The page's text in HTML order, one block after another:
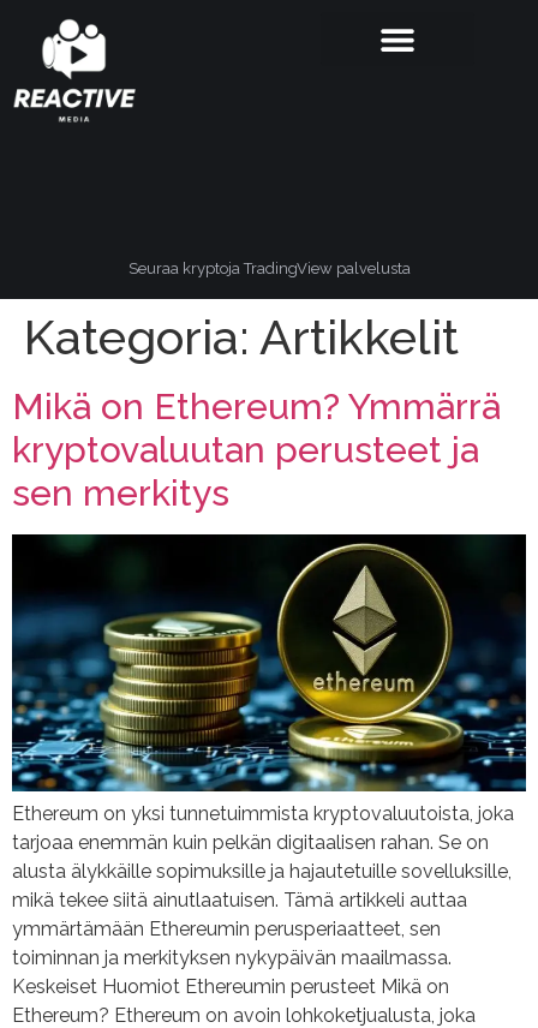
Seuraa kryptoja TradingView palvelusta
Kategoria: Artikkelit
Mikä on Ethereum? Ymmärrä
kryptovaluutan perusteet ja
sen merkitys
Ethereum on yksi tunnetuimmista kryptovaluutoista, joka
tarjoaa enemmän kuin pelkän digitaalisen rahan. Se on
alusta älykkäille sopimuksille ja hajautetuille sovelluksille,
mikä tekee siitä ainutlaatuisen. Tämä artikkeli auttaa
ymmärtämään Ethereumin perusperiaatteet, sen
toiminnan ja merkityksen nykypäivän maailmassa.
Keskeiset Huomiot Ethereumin perusteet Mikä on
Ethereum? Ethereum on avoin lohkoketjualusta, joka